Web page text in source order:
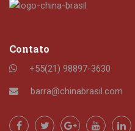
Contato
+55(21) 98897-3630
barra@chinabrasil.com